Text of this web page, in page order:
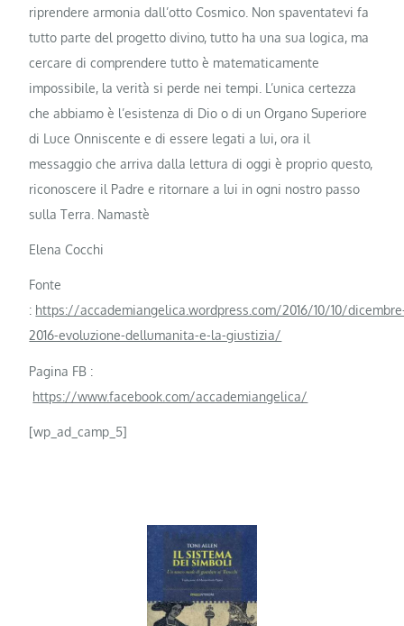
riprendere armonia dall’otto Cosmico. Non spaventatevi fa
tutto parte del progetto divino, tutto ha una sua logica, ma
cercare di comprendere tutto è matematicamente
impossibile, la verità si perde nei tempi. L’unica certezza
che abbiamo è l’esistenza di Dio o di un Organo Superiore
di Luce Onniscente e di essere legati a lui, ora il
messaggio che arriva dalla lettura di oggi è proprio questo,
riconoscere il Padre e ritornare a lui in ogni nostro passo
sulla Terra. Namastè
Elena Cocchi
Fonte
: https://accademiangelica.wordpress.com/2016/10/10/
2016-evoluzione-dellumanita-e-la-giustizia/
Pagina FB :
https://www.facebook.com/accademiangelica/
[wp_ad_camp_5]